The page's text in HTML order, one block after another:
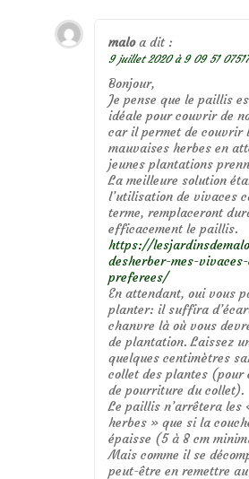
malo a dit :
9 juillet 2020 à 9 09 51 07517
Bonjour,
Je pense que le paillis
idéale pour couvrir de
car il permet de couvrir
mauvaises herbes en
jeunes plantations
La meilleure solution
l’utilisation de vivaces
terme, remplaceront
efficacement le paillis.
https://
desherber-mes-
preferees/
En attendant, oui vous
planter: il suffira
chanvre là où vous
de plantation. Laissez
quelques centimètres
collet des plantes (pour
de pourriture du collet).
Le paillis n’arrêtera les
herbes » que si la
épaisse (5 à 8 cm
Mais comme il se
peut-être en remettre